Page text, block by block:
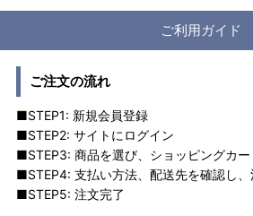
ご利用ガイド
ご注文の流れ
■STEP1: 新規会員登録
■STEP2: サイトにログイン
■STEP3: 商品を選び、ショッピングカー
■STEP4: 支払い方法、配送先を確認し、
■STEP5: 注文完了